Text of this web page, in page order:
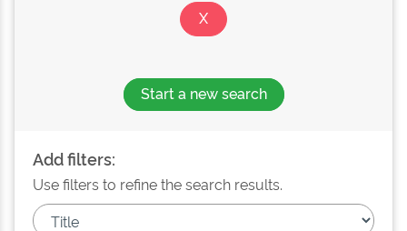
Start a new search
Add filters:
Use filters to refine the search results.